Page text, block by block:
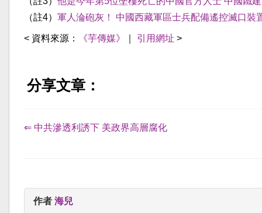
（註4） 軍人淪砲灰！ 中國西藏軍區士兵配備遙控滅口裝
< 資料來源： 《芋傳媒》 引用網址 >
分享文章：
⇐ 中共滲透利誘下 美政界高層腐化
作者 海兒